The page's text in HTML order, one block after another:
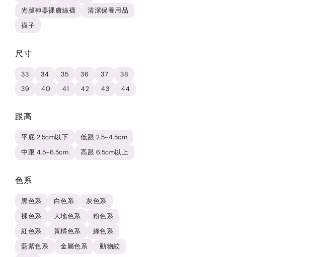
光腿神器裸膚絲襪
清潔保養用品
襪子
尺寸
33 34 35 36 37
38
39
40 41 42 43 44
跟高
平底 2.5cm以下
低跟 2.5-4.5cm
中跟 4.5-6.5cm
高跟 6.5cm以上
色系
黑色系 白色系
灰色系
裸色系
大地色系
粉色系
紅色系
黃橘色系
綠色系
藍紫色系
金屬色系 動物紋